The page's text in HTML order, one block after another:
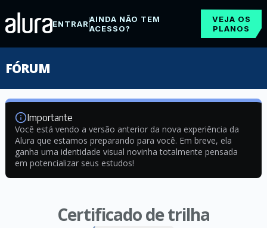
ENTRARAINDA NÃO TEM
ACESSO?
VEJA OS
PLANOS
FÓRUM
Importante
Você está vendo a versão anterior da nova experiência da
Alura que estamos preparando para você. Em breve, ela
ganha uma identidade visual novinha totalmente pensada
em potencializar seus estudos!
Certificado de trilha